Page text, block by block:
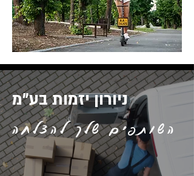
ניורון יזמות בע"מ
השותפים שלך להצלחה